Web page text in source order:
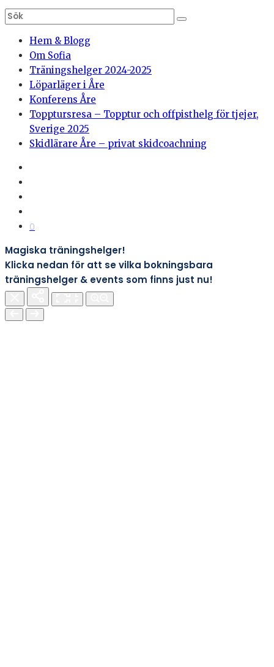
Hem & Blogg
Om Sofia
Träningshelger 2024-2025
Löparläger i Åre
Konferens Åre
Topptursresa – Topptur och offpisthelg för tjejer,
Sverige 2025
Skidlärare Åre – privat skidcoachning
0
Magiska träningshelger!
Klicka nedan för att se vilka bokningsbara
träningshelger & events som finns just nu!